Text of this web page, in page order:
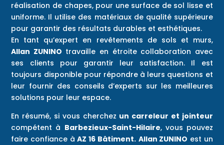
réalisation de chapes, pour une surface de sol lisse et
uniforme. Il utilise des matériaux de qualité supérieure
pour garantir des résultats durables et esthétiques.
En tant qu’expert en revêtements de sols et murs,
Allan ZUNINO travaille en étroite collaboration avec
ses clients pour garantir leur satisfaction. Il est
toujours disponible pour répondre à leurs questions et
leur fournir des conseils d’experts sur les meilleures
solutions pour leur espace.
En résumé, si vous cherchez un carreleur et jointeur
compétent à Barbezieux-Saint-Hilaire, vous pouvez
faire confiance àAZ 16 Bâtiment. Allan ZUNINO est un